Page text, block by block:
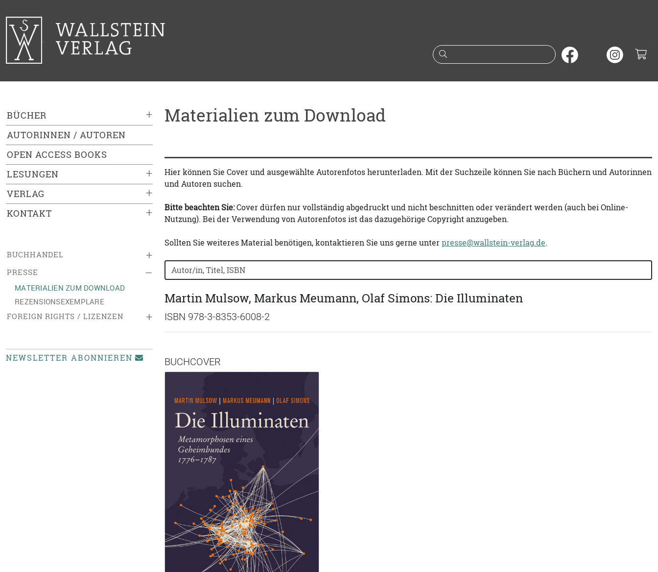
Suche nach Büchern oder
+
BÜCHER
AUTORINNEN / AUTOREN
OPEN ACCESS BOOKS
+
LESUNGEN
+
VERLAG
+
KONTAKT
+
BUCHHANDEL
–
PRESSE
MATERIALIEN ZUM DOWNLOAD
REZENSIONSEXEMPLARE
+
FOREIGN RIGHTS / LIZENZEN
NEWSLETTER ABONNIEREN
Materialien zum Download
Hier können Sie Cover und ausgewählte Autorenfotos herunterladen. Mit der Suchzeile können Sie nach Büchern und Autorinnen
und Autoren suchen.
Bitte beachten Sie:Cover dürfen nur vollständig abgedruckt und nicht beschnitten oder verändert werden (auch bei Online-
Nutzung). Bei der Verwendung von Autorenfotos ist das dazugehörige Copyright anzugeben.
Sollten Sie weiteres Material benötigen, kontaktieren Sie uns gerne unterpresse@wallstein-verlag.de.
Bücher nach Buchtitel, Autorennamen oder ISBN suchen:
Martin Mulsow, Markus Meumann, Olaf Simons: Die Illuminaten
ISBN 978-3-8353-6008-2
BUCHCOVER